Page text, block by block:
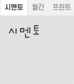
시멘토 월간 프린트